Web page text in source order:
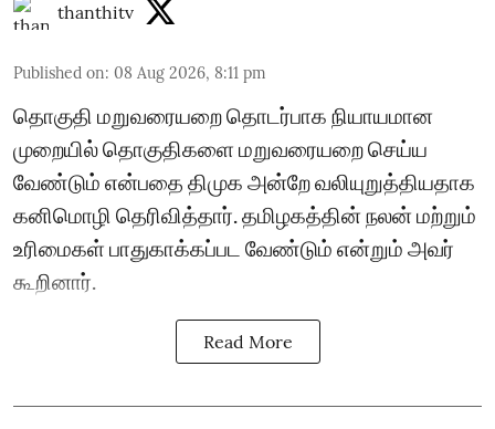
thanthitv
Published on: 08 Aug 2026, 8:11 pm
தொகுதி மறுவரையறை தொடர்பாக நியாயமான
முறையில் தொகுதிகளை மறுவரையறை செய்ய
வேண்டும் என்பதை திமுக அன்றே வலியுறுத்தியதாக
கனிமொழி தெரிவித்தார். தமிழகத்தின் நலன் மற்றும்
உரிமைகள் பாதுகாக்கப்பட வேண்டும் என்றும் அவர்
கூறினார்.
Read More